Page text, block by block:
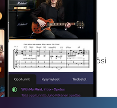
Ilmaiseksi
koko sisältömme käyttöösi
ajaksi.